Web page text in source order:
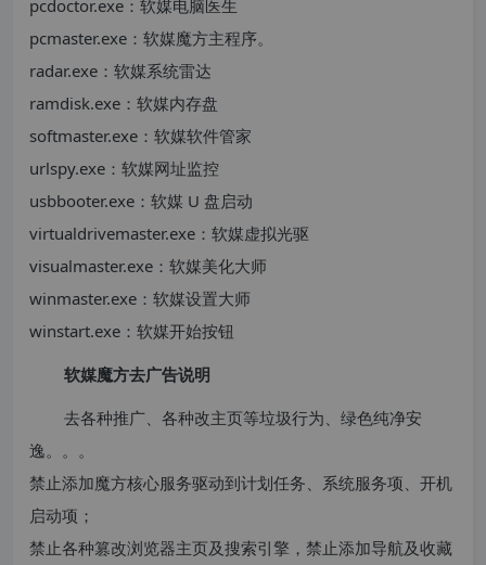
pcdoctor.exe：软媒电脑医生
pcmaster.exe：软媒魔方主程序。
radar.exe：软媒系统雷达
ramdisk.exe：软媒内存盘
softmaster.exe：软媒软件管家
urlspy.exe：软媒网址监控
usbbooter.exe：软媒 U 盘启动
virtualdrivemaster.exe：软媒虚拟光驱
visualmaster.exe：软媒美化大师
winmaster.exe：软媒设置大师
winstart.exe：软媒开始按钮
软媒魔方去广告说明
去各种推广、各种改主页等垃圾行为、绿色纯净安
逸。。。
禁止添加魔方核心服务驱动到计划任务、系统服务项、开机
启动项；
禁止各种篡改浏览器主页及搜索引擎，禁止添加导航及收藏